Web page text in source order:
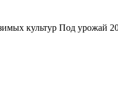
культур Под урожай